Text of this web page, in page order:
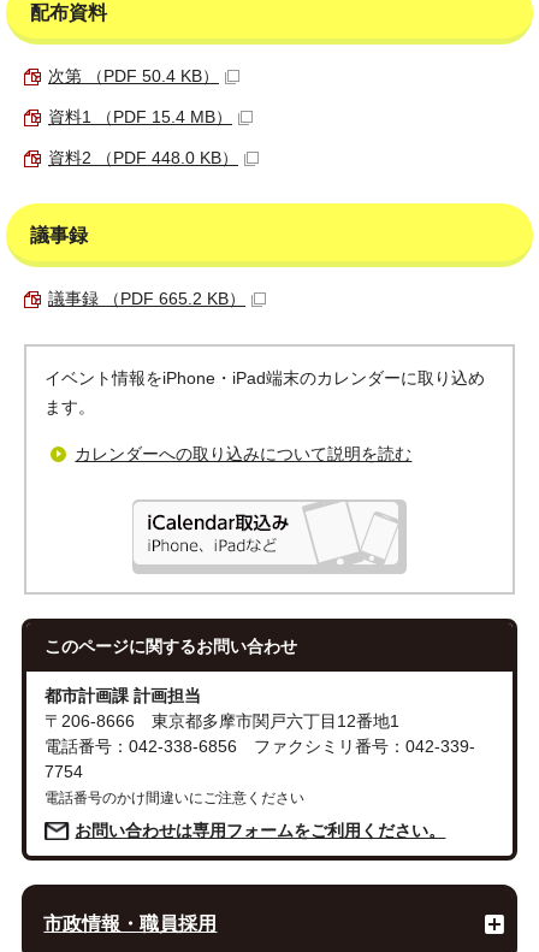
配布資料
次第 （PDF 50.4 KB）
資料1 （PDF 15.4 MB）
資料2 （PDF 448.0 KB）
議事録
議事録 （PDF 665.2 KB）
イベント情報をiPhone・iPad端末のカレンダーに取り込め
ます。
カレンダーへの取り込みについて説明を読む
このページに関するお問い合わせ
都市計画課 計画担当
〒206-8666 東京都多摩市関戸六丁目12番地1
電話番号：042-338-6856 ファクシミリ番号：042-339-
7754
電話番号のかけ間違いにご注意ください
お問い合わせは専用フォームをご利用ください。
市政情報・職員採用